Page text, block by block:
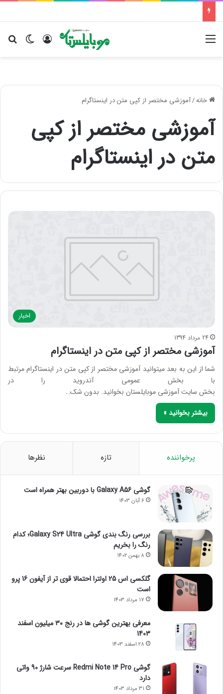
تغییر ورود
خانه/آموزشی مختصر از کپی متن در اینستاگرام
آموزشی مختصر از کپی
متن در اینستاگرام
اخبار
24 مرداد 1394
آموزشی مختصر از کپی متن در اینستاگرام
شما از این به بعد میتوانید آموزشی مختصر از کپی متن در اینستاگرام مرتبط
با بخش عمومی آندروید را در
بخش سایت آموزشی موبایلستان بخوانید. بدون شک…
بیشتر بخوانید »
پرخواننده تازه نظرها
گوشی Galaxy A56 با دوربین بهتر همراه است
6 آبان 1403
بررسی رنگ بندی گوشی Galaxy S24 Ultra؛ کدام
رنگ را بخریم
8 بهمن 1402
گلکسی اس 25 اولترا احتمالا قوی تر از آیفون 16 پرو
است
17 مرداد 1403
معرفی بهترین گوشی ها در رنج ۳۰ میلیون اسفند
1403
28 اسفند 1403
گوشی Redmi Note 14 Pro سرعت شارژ 90 واتی
دارد
31 مرداد 1403